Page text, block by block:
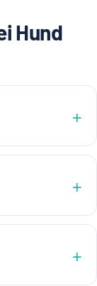
Hund